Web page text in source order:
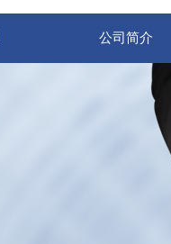
公司简介